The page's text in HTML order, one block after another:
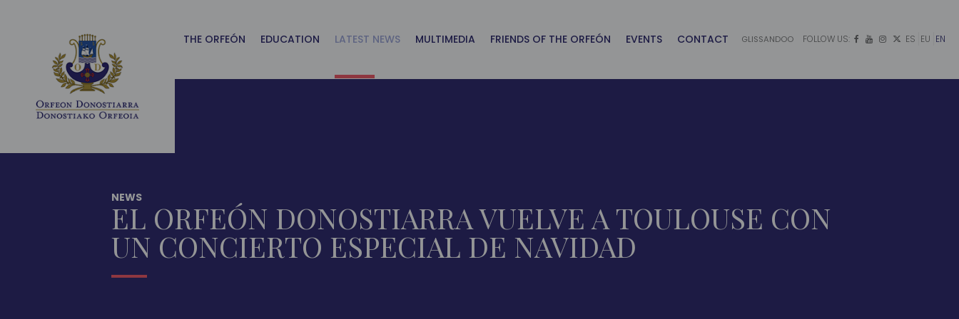
ES
THE ORFEÓN EDUCATION LATEST NEWS MULTIMEDIA FRIENDS OF THE ORFEÓN EVENTS CONTACT GLISSANDOO FOLLOW US:    ES EU EN
NEWS
EL ORFEÓN DONOSTIARRA VUELVE A TOULOUSE CON
UN CONCIERTO ESPECIAL DE NAVIDAD